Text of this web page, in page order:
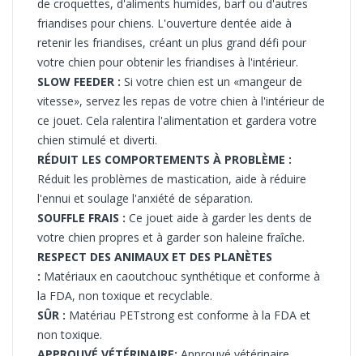
de croquettes, d'aliments humides, barf ou d'autres
friandises pour chiens. L'ouverture dentée aide à
retenir les friandises, créant un plus grand défi pour
votre chien pour obtenir les friandises à l'intérieur.
SLOW FEEDER : Si votre chien est un «mangeur de
vitesse», servez les repas de votre chien à l'intérieur de
ce jouet. Cela ralentira l'alimentation et gardera votre
chien stimulé et diverti.
RÉDUIT LES COMPORTEMENTS À PROBLÈME :
Réduit les problèmes de mastication, aide à réduire
l'ennui et soulage l'anxiété de séparation.
SOUFFLE FRAIS : Ce jouet aide à garder les dents de
votre chien propres et à garder son haleine fraîche.
RESPECT DES ANIMAUX ET DES PLANÈTES
: Matériaux en caoutchouc synthétique et conforme à
la FDA, non toxique et recyclable.
SÛR : Matériau PETstrong est conforme à la FDA et
non toxique.